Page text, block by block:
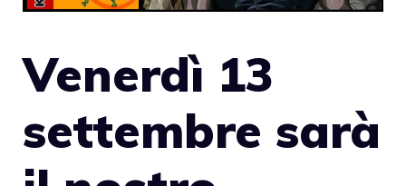
Venerdì 13
settembre sarà